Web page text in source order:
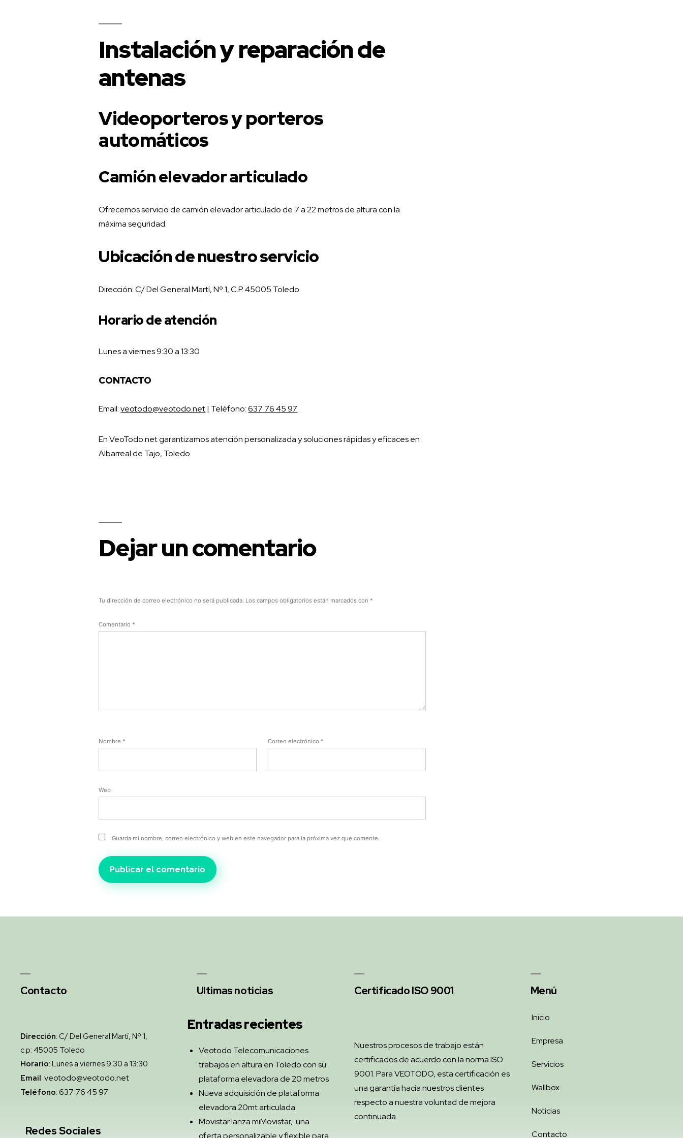
Instalación y reparación de
antenas
Videoporteros y porteros
automáticos
Camión elevador articulado
Ofrecemos servicio de camión elevador articulado de 7 a 22 metros de altura con la
máxima seguridad.
Ubicación de nuestro servicio
Dirección: C/ Del General Martí, Nº 1, C.P. 45005 Toledo
Horario de atención
Lunes a viernes 9:30 a 13:30
CONTACTO
Email:veotodo@veotodo.net| Teléfono:637 76 45 97
En VeoTodo.net garantizamos atención personalizada y soluciones rápidas y eficaces en
Albarreal de Tajo, Toledo.
Dejar un comentario
Tu dirección de correo electrónico no será publicada. Los campos obligatorios están marcados con *
Comentario *
Nombre * Correo electrónico *
Web
Guarda mi nombre, correo electrónico y web en este navegador para la próxima vez que comente.
Contacto
Dirección: C/ Del General Martí, Nº 1,
c.p: 45005 Toledo
Horario: Lunes a viernes 9:30 a 13:30
Email: veotodo@veotodo.net
Teléfono: 637 76 45 97
Redes Sociales
Menú
Inicio
Empresa
Servicios
Wallbox
Noticias
Contacto
Ultimas noticias
Entradas recientes
Veotodo Telecomunicaciones
trabajos en altura en Toledo con su
plataforma elevadora de 20 metros
Nueva adquisición de plataforma
elevadora 20mt articulada
Movistar lanza miMovistar, una
oferta personalizable y flexible para
Certificado ISO 9001
Nuestros procesos de trabajo están
certificados de acuerdo con la norma ISO
9001. Para VEOTODO, esta certificación es
una garantía hacia nuestros clientes
respecto a nuestra voluntad de mejora
continuada.